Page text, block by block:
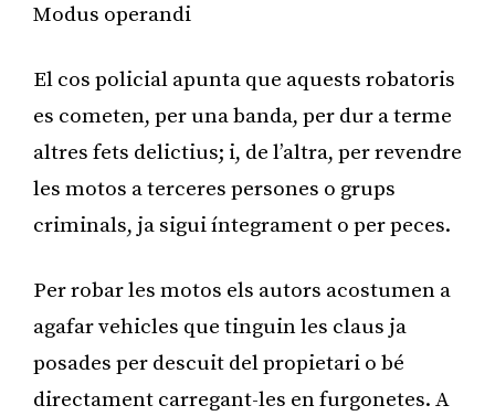
Modus operandi
El cos policial apunta que aquests robatoris
es cometen, per una banda, per dur a terme
altres fets delictius; i, de l’altra, per revendre
les motos a terceres persones o grups
criminals, ja sigui íntegrament o per peces.
Per robar les motos els autors acostumen a
agafar vehicles que tinguin les claus ja
posades per descuit del propietari o bé
directament carregant-les en furgonetes. A